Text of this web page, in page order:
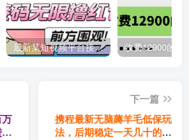
最新某短视频平台接码看广告，无限撸1.3元项目【软件+详细操作教程】
下一篇
携程最新无脑薅羊毛低保玩
法，后期稳定一天几十的收